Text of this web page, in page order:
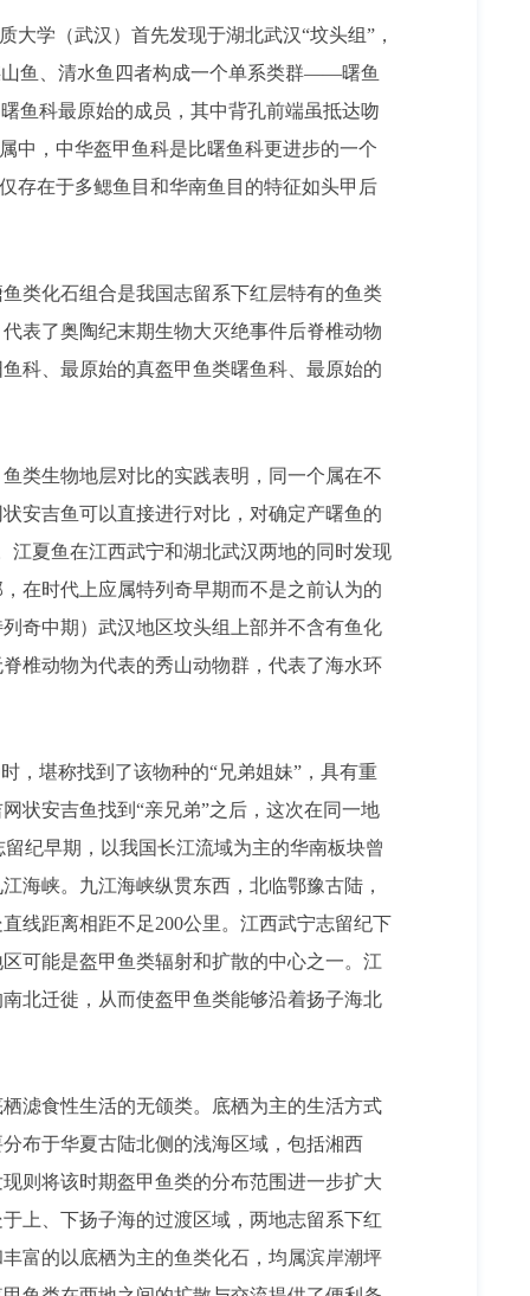
大学（武汉）首先发现于湖北武汉“坟头组” ，
鱼、清水鱼四者构成一个单系类群——曙鱼
鱼科最原始的成员，其中背孔前端虽抵达吻
中，中华盔甲鱼科是比曙鱼科更进步的一个
存在于多鳃鱼目和华南鱼目的特征如头甲后
类化石组合是我国志留系下红层特有的鱼类
表了奥陶纪末期生物大灭绝事件后脊椎动物
科、最原始的真盔甲鱼类曙鱼科、最原始的
类生物地层对比的实践表明，同一个属在不
安吉鱼可以直接进行对比，对确定产曙鱼 的
江夏鱼在江西武宁和湖北武汉两地的同时发现
在时代上应属特列奇早期而不是之前认为的
奇中期）武汉地区坟头组上部并不含有鱼化
椎动物为代表的秀山动物群，代表了海水环
，堪称找到了该物种的“兄弟姐妹”，具有重
状安吉鱼找到“亲兄弟”之后，这次在同一地
留纪早期，以我国长江流域为主的华南板块曾
海峡。九江海峡纵贯东西，北临鄂豫古陆，
线距离相距不足200公里 。江西武宁志留纪下
可能是盔甲鱼类辐射和扩散的中心之一。江
北迁徙，从而使盔甲鱼类能够沿着扬子海北
滤食性生活的无颌类。底栖为主的生活方式
布于华夏古陆北侧的浅海区域，包括湘西
则将该时期盔甲鱼类的分布范围进一步扩大
上、下扬子海的过渡区域，两地志留系下红
富的以底栖为主的鱼类化石，均属滨岸潮坪